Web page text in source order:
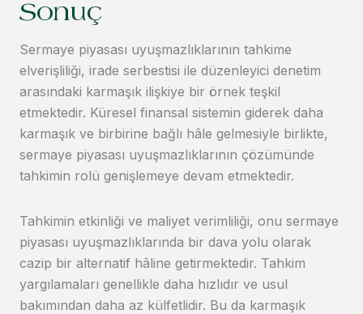
Sonuç
Sermaye piyasası uyuşmazlıklarının tahkime
elverişliliği, irade serbestisi ile düzenleyici denetim
arasındaki karmaşık ilişkiye bir örnek teşkil
etmektedir. Küresel finansal sistemin giderek daha
karmaşık ve birbirine bağlı hâle gelmesiyle birlikte,
sermaye piyasası uyuşmazlıklarının çözümünde
tahkimin rolü genişlemeye devam etmektedir.
Tahkimin etkinliği ve maliyet verimliliği, onu sermaye
piyasası uyuşmazlıklarında bir dava yolu olarak
cazip bir alternatif hâline getirmektedir. Tahkim
yargılamaları genellikle daha hızlıdır ve usul
bakımından daha az külfetlidir. Bu da karmaşık